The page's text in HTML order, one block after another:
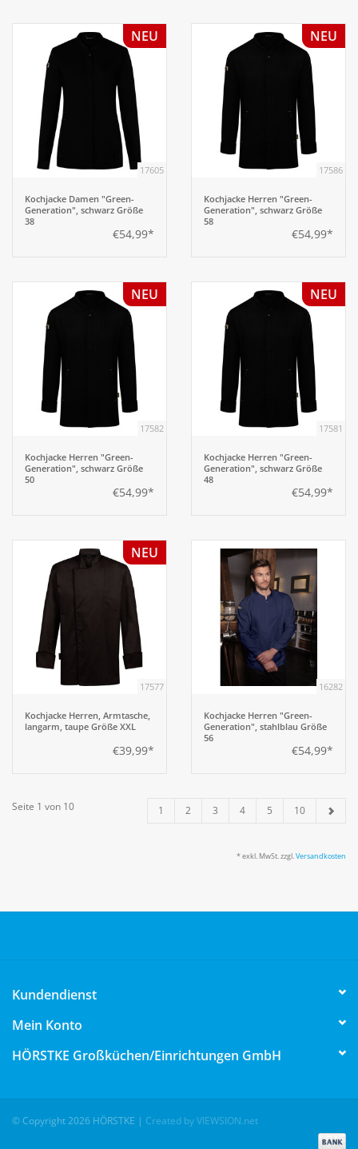
NEU
17605
Kochjacke Damen "Green-
Generation", schwarz Größe
38
€54,99*
NEU
17586
Kochjacke Herren "Green-
Generation", schwarz Größe
58
€54,99*
NEU
17582
Kochjacke Herren "Green-
Generation", schwarz Größe
50
€54,99*
NEU
17581
Kochjacke Herren "Green-
Generation", schwarz Größe
48
€54,99*
NEU
17577
Kochjacke Herren, Armtasche,
langarm, taupe Größe XXL
€39,99*
16282
Kochjacke Herren "Green-
Generation", stahlblau Größe
56
€54,99*
Seite 1 von 10 1 2 3 4 5 10
* exkl. MwSt. zzgl.Versandkosten
Kundendienst
Mein Konto
HÖRSTKE Großküchen/Einrichtungen GmbH
© Copyright 2026 HÖRSTKE | Created by VIEWSION.net